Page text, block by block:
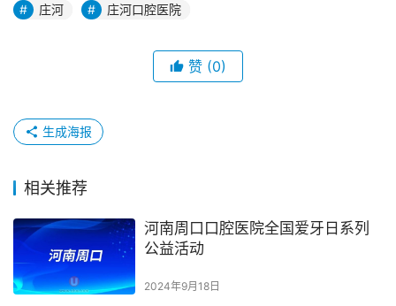
庄河 庄河口腔医院
赞 (0)
生成海报
相关推荐
河南周口口腔医院全国爱牙日系列
公益活动
2024年9月18日